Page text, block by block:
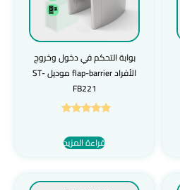
بوابة التحكم في دخول وخروج
الأفراد flap-barrier موديل ST-
FB221
من 5
قراءة المزيد